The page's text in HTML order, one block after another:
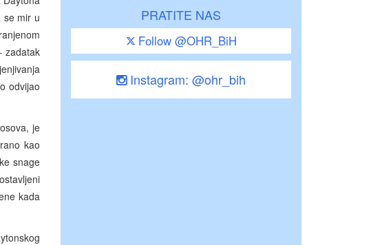
se mir u
zadatak
odvijao
je
kao
snage
kada
PRATITE NAS
Follow @OHR_BiH
Instagram: @ohr_bih